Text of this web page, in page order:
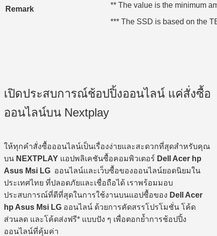
Remark
** The value is the minimum
*** The SSD is based on the
เปิดประสบการณ์ช้อปปิ้งออนไลน์ แค่สั่งซื้อ
ออนไลน์บน Nextplay
ให้ทุกคำสั่งซื้อออนไลน์เป็นเรื่องง่ายและสะดวกที่สุดสำหรับคุณ
บน NEXTPLAY แอปพลิเคชันซื้อคอมพิวเตอร์ Dell Acer hp
Asus Msi LG ออนไลน์และเว็บซื้อของออนไลน์ยอดนิยมใน
ประเทศไทย ที่ปลอดภัยและเชื่อถือได้ เราพร้อมมอบ
ประสบการณ์ที่ดีที่สุดในการใช้งานบนแอปซื้อของ Dell Acer
hp Asus Msi LG ออนไลน์ ด้วยการคัดสรรโปรโมชั่น โค้ด
ส่วนลด และโค้ดส่งฟรี* แบบปัง ๆ เพื่อตอกย้ำการช้อปปิ้ง
ออนไลน์ที่คุ้มค่า